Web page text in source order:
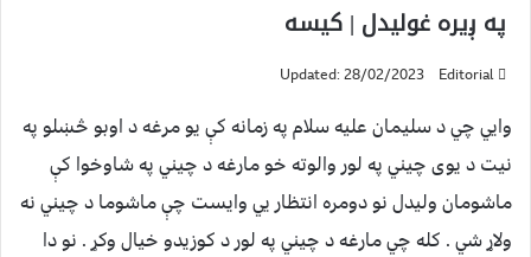
په ږیره غولیدل | کیسه
Editorial
Updated: 28/02/2023
وایي چي د سلیمان علیه سلام په زمانه کې یو مرغه د اوبو څښلو په
نیت د یوی چیني په لور والوته خو مارغه د چیني په شاوخوا کې
ماشومان ولیدل نو دومره انتظار یي وایست چې ماشوما د چیني نه
ولاړ شي . کله چي مارغه د چیني په لور د کوزیدو خیال وکړ . نو دا